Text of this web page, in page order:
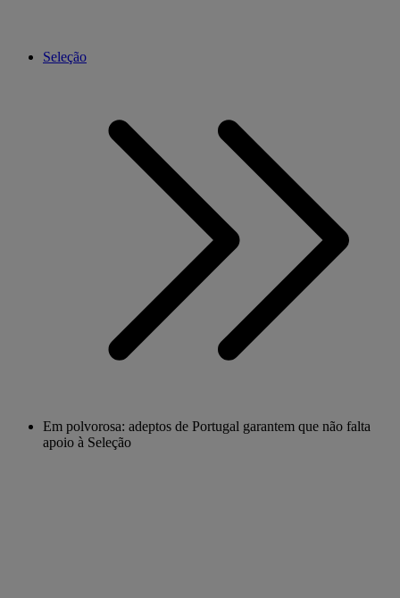
Seleção
Em polvorosa: adeptos de Portugal garantem que não falta
apoio à Seleção